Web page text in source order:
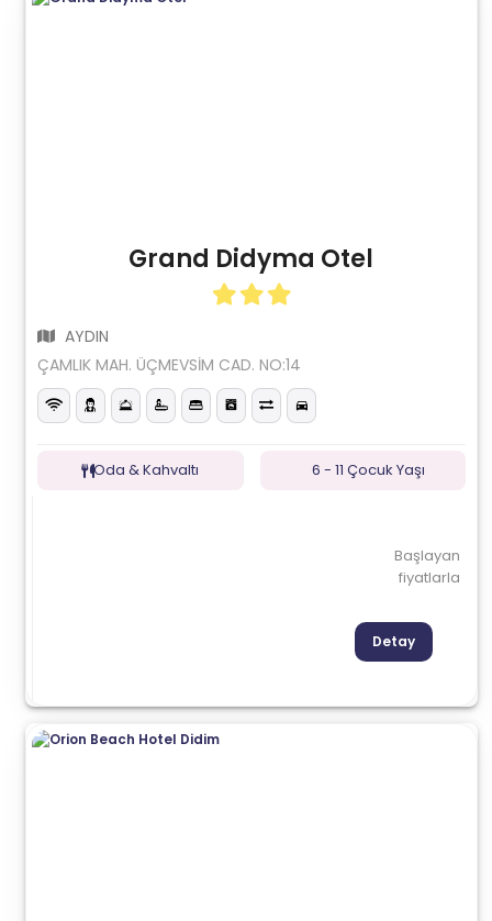
Grand Didyma Otel
AYDIN
ÇAMLIK MAH. ÜÇMEVSİM CAD. NO:14
Oda & Kahvaltı 6 - 11 Çocuk Yaşı
Başlayan
fiyatlarla
Detay